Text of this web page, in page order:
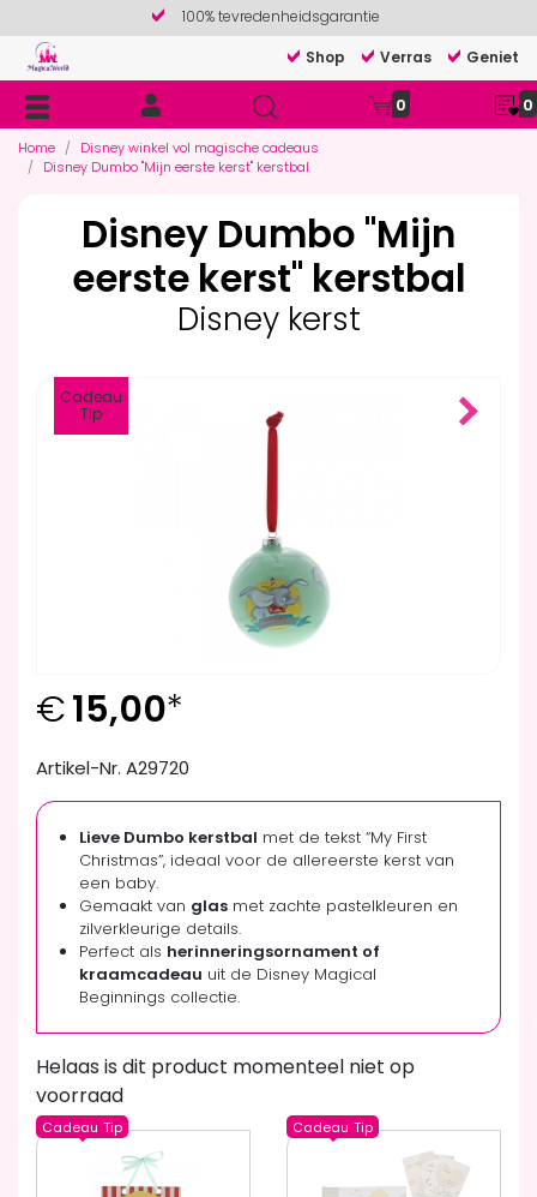
100% tevredenheidsgarantie
Shop
Verras Geniet
0 0
Home
Disney winkel vol magische cadeaus
Disney Dumbo "Mijn eerste kerst" kerstbal
Disney Dumbo "Mijn
eerste kerst" kerstbal
Disney kerst
Cadeau
Tip
€15,00*
Artikel-Nr. A29720
Lieve Dumbo kerstbal met de tekst “My First
Christmas”, ideaal voor de allereerste kerst van
een baby.
Gemaakt van glas met zachte pastelkleuren en
zilverkleurige details.
Perfect als herinneringsornament of
kraamcadeau uit de Disney Magical
Beginnings collectie.
Helaas is dit product momenteel niet op
voorraad
Cadeau Tip Cadeau Tip